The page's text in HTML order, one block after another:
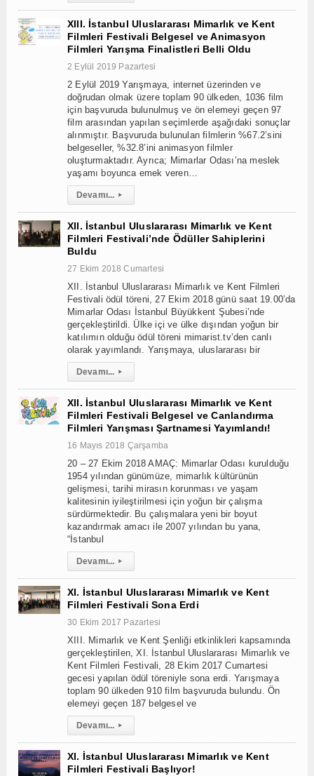
XIII. İstanbul Uluslararası Mimarlık ve Kent
Filmleri Festivali Belgesel ve Animasyon
Filmleri Yarışma Finalistleri Belli Oldu
2 Eylül 2019 Pazartesi
2 Eylül 2019 Yarışmaya, internet üzerinden ve
doğrudan olmak üzere toplam 90 ülkeden, 1036 film
için başvuruda bulunulmuş ve ön elemeyi geçen 97
film arasından yapılan seçimlerde aşağıdaki sonuçlar
alınmıştır. Başvuruda bulunulan filmlerin %67.2’sini
belgeseller, %32.8’ini animasyon filmler
oluşturmaktadır. Ayrıca; Mimarlar Odası’na meslek
yaşamı boyunca emek veren…
Devamı... ▸
XII. İstanbul Uluslararası Mimarlık ve Kent
Filmleri Festivali’nde Ödüller Sahiplerini
Buldu
27 Ekim 2018 Cumartesi
XII. İstanbul Uluslararası Mimarlık ve Kent Filmleri
Festivali ödül töreni, 27 Ekim 2018 günü saat 19.00’da
Mimarlar Odası İstanbul Büyükkent Şubesi’nde
gerçekleştirildi. Ülke içi ve ülke dışından yoğun bir
katılımın olduğu ödül töreni mimarist.tv’den canlı
olarak yayımlandı. Yarışmaya, uluslararası bir
Devamı... ▸
XII. İstanbul Uluslararası Mimarlık ve Kent
Filmleri Festivali Belgesel ve Canlandırma
Filmleri Yarışması Şartnamesi Yayımlandı!
16 Mayıs 2018 Çarşamba
20 – 27 Ekim 2018 AMAÇ: Mimarlar Odası kurulduğu
1954 yılından günümüze, mimarlık kültürünün
gelişmesi, tarihi mirasın korunması ve yaşam
kalitesinin iyileştirilmesi için yoğun bir çalışma
sürdürmektedir. Bu çalışmalara yeni bir boyut
kazandırmak amacı ile 2007 yılından bu yana,
“İstanbul
Devamı... ▸
XI. İstanbul Uluslararası Mimarlık ve Kent
Filmleri Festivali Sona Erdi
30 Ekim 2017 Pazartesi
XIII. Mimarlık ve Kent Şenliği etkinlikleri kapsamında
gerçekleştirilen, XI. İstanbul Uluslararası Mimarlık ve
Kent Filmleri Festivali, 28 Ekim 2017 Cumartesi
gecesi yapılan ödül töreniyle sona erdi. Yarışmaya
toplam 90 ülkeden 910 film başvuruda bulundu. Ön
elemeyi geçen 187 belgesel ve
Devamı... ▸
XI. İstanbul Uluslararası Mimarlık ve Kent
Filmleri Festivali Başlıyor!